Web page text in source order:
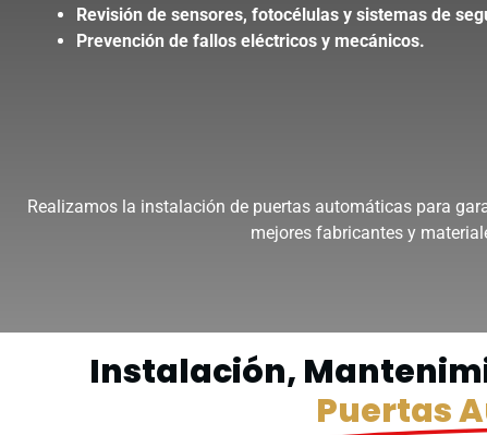
Revisión de sensores, fotocélulas y sistemas de
Prevención de fallos eléctricos y mecánicos.
Realizamos la instalación de puertas automáticas para
mejores fabricantes y
Instalación,
Puertas